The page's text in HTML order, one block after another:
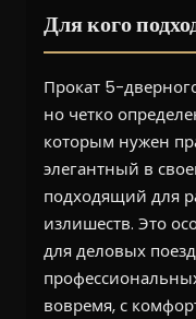
Для кого
Прокат 5-
но четко
которым нужен
элегантный в
подходящий для
излишеств. Это
для деловых
вовремя, с